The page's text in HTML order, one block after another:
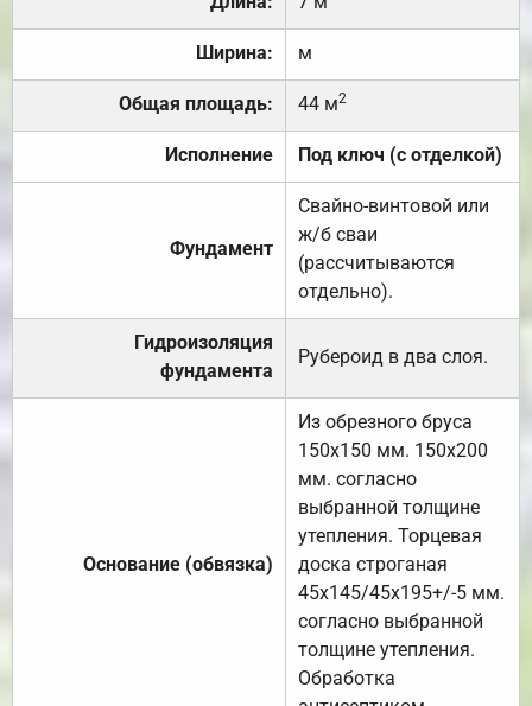
Ширина: м
Общая площадь: 44 м2
Исполнение Под ключ (с отделкой)
Фундамент
Свайно-винтовой или
ж/б сваи
(рассчитываются
отдельно).
Гидроизоляция
фундамента
Рубероид в два слоя.
Основание (обвязка)
Из обрезного бруса
150х150 мм. 150х200
мм. согласно
выбранной толщине
утепления. Торцевая
доска строганая
45х145/45х195+/-5 мм.
согласно выбранной
толщине утепления.
Обработка